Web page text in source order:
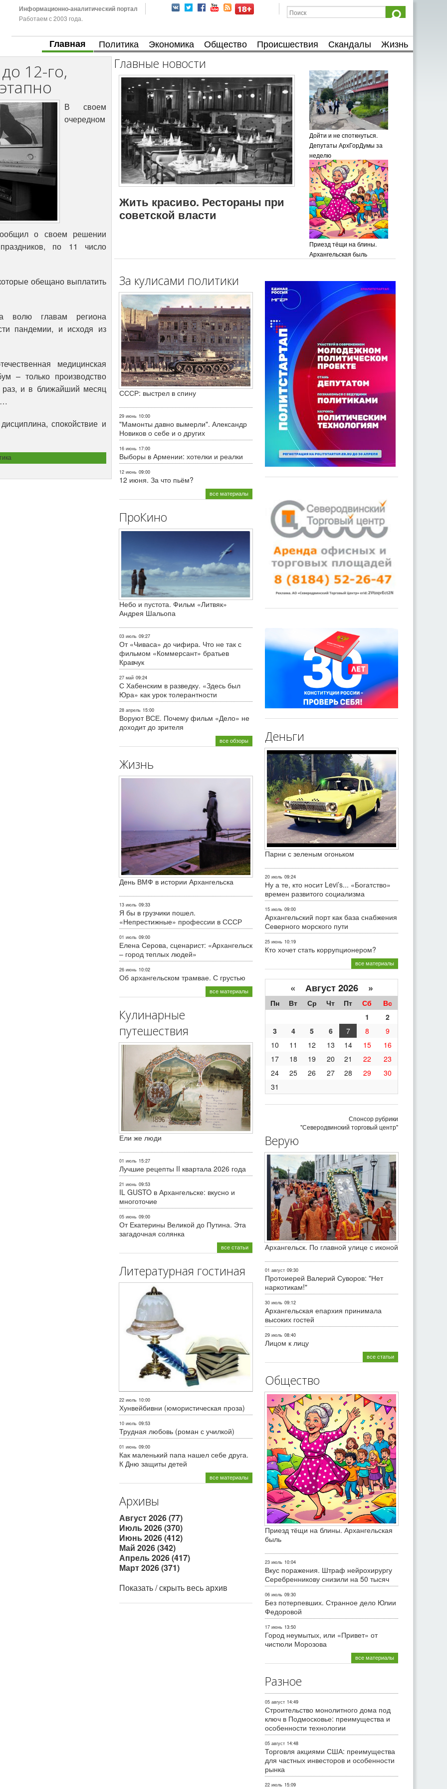
Информационно-аналитический портал
Работаем с 2003 года.
Главная Политика Экономика Общество Происшествия Скандалы Жизнь
12-го,
В своем
очередном
о своем решении
по 11 число
обещано выплатить
волю главам региона
пандемии, и исходя из
медицинская
– только производство
и в ближайший месяц
спокойствие и
Главные новости
Жить красиво. Рестораны при
советской власти
Дойти и не споткнуться.
Депутаты АрхГорДумы за
неделю
Приезд тёщи на блины.
Архангельская быль
За кулисами политики
СССР: выстрел в спину
29 июнь 10:00
"Мамонты давно вымерли". Александр
Новиков о себе и о других
16 июнь 17:00
Выборы в Армении: хотелки и реалки
12 июнь 09:00
12 июня. За что пьём?
все материалы
ПроКино
Небо и пустота. Фильм «Литвяк»
Андрея Шальопа
03 июль 09:27
От «Чиваса» до чифира. Что не так с
фильмом «Коммерсант» братьев
Кравчук
27 май 09:24
С Хабенским в разведку. «Здесь был
Юра» как урок толерантности
28 апрель 15:00
Воруют ВСЕ. Почему фильм «Дело» не
доходит до зрителя
все обзоры
Жизнь
День ВМФ в истории Архангельска
13 июль 09:33
Я бы в грузчики пошел.
«Непрестижные» профессии в СССР
01 июль 09:00
Елена Серова, сценарист: «Архангельск
– город теплых людей»
26 июнь 10:02
Об архангельском трамвае. С грустью
все материалы
Кулинарные
путешествия
Ели же люди
01 июль 15:27
Лучшие рецепты II квартала 2026 года
21 июнь 09:53
IL GUSTO в Архангельске: вкусно и
многоточие
05 июнь 09:00
От Екатерины Великой до Путина. Эта
загадочная солянка
все статьи
Литературная гостиная
22 июль 10:00
Хунвейбивни (юмористическая проза)
10 июль 09:53
Трудная любовь (роман с училкой)
01 июнь 09:00
Как маленький папа нашел себе друга.
К Дню защиты детей
все материалы
Архивы
Август 2026 (77)
Июль 2026 (370)
Июнь 2026 (412)
Май 2026 (342)
Апрель 2026 (417)
Март 2026 (371)
Показать / скрыть весь архив
Деньги
Парни с зеленым огоньком
20 июль 09:24
Ну а те, кто носит Levi’s... «Богатство»
времен развитого социализма
15 июль 09:00
Архангельский порт как база снабжения
Северного морского пути
25 июнь 10:19
Кто хочет стать коррупционером?
все материалы
« Август 2026 »
Пн Вт Ср Чт Пт Сб
Вс
1
2
3
4 5 6 7 8
9
10
11 12 13 14 15
16
17
18 19 20 21 22
23
24
25 26 27 28 29
30
31
Спонсор рубрики
"Северодвинский торговый центр"
Верую
Архангельск. По главной улице с иконой
01 август 09:30
Протоиерей Валерий Суворов: "Нет
наркотикам!"
30 июль 09:12
Архангельская епархия принимала
высоких гостей
29 июль 08:40
Лицом к лицу
все статьи
Общество
Приезд тёщи на блины. Архангельская
быль
23 июль 10:04
Вкус поражения. Штраф нейрохирургу
Серебренникову снизили на 50 тысяч
06 июль 09:30
Без потерпевших. Странное дело Юлии
Федоровой
17 июнь 13:50
Город неумытых, или «Привет» от
чистюли Морозова
все материалы
Разное
05 август 14:49
Строительство монолитного дома под
ключ в Подмосковье: преимущества и
особенности технологии
05 август 14:48
Торговля акциями США: преимущества
для частных инвесторов и особенности
рынка
22 июль 15:09